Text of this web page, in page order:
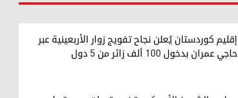
إقليم كوردستان يُعلن نجاح تفويج زوار الأربعينية عبر
حاجي عمران بدخول 100 ألف زائر من 5 دول